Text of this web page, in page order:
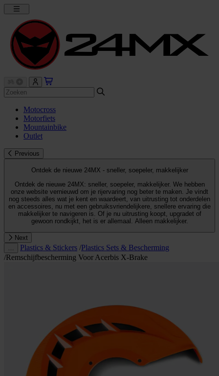
Motocross
Motorfiets
Mountainbike
Outlet
Previous
Ontdek de nieuwe 24MX - sneller, soepeler, makkelijker
Ontdek de nieuwe 24MX: sneller, soepeler, makkelijker. We hebben
onze website vernieuwd om je rijervaring nog beter te maken. Je vindt
nog steeds alles wat je kent en waardeert, van uitrusting tot onderdelen
en accessoires, nu met een gebruiksvriendelijkere, snellere ervaring die
makkelijker te navigeren is. Of je nu uitrusting koopt, upgradet of
gewoon rondkijkt, het is er allemaal. Alleen makkelijker.
Next
Plastics & Stickers /Plastics Sets & Bescherming
/Remschijfbescherming Voor Acerbis X-Brake